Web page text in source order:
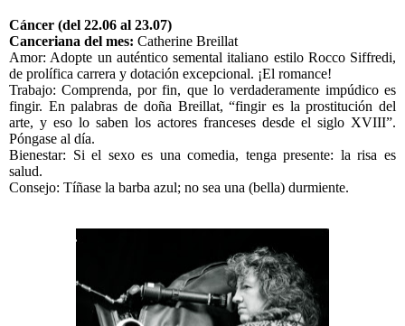
Cáncer (del 22.06 al 23.07)
Canceriana del mes: Catherine Breillat
Amor: Adopte un auténtico semental italiano estilo Rocco Siffredi,
de prolífica carrera y dotación excepcional. ¡El romance!
Trabajo: Comprenda, por fin, que lo verdaderamente impúdico es
fingir. En palabras de doña Breillat, “fingir es la prostitución del
arte, y eso lo saben los actores franceses desde el siglo XVIII”.
Póngase al día.
Bienestar: Si el sexo es una comedia, tenga presente: la risa es
salud.
Consejo: Tíñase la barba azul; no sea una (bella) durmiente.